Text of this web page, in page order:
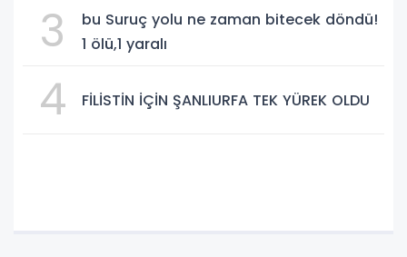
3
bu Suruç yolu ne zaman bitecek döndü!
1 ölü,1 yaralı
4 FİLİSTİN İÇİN ŞANLIURFA TEK YÜREK OLDU